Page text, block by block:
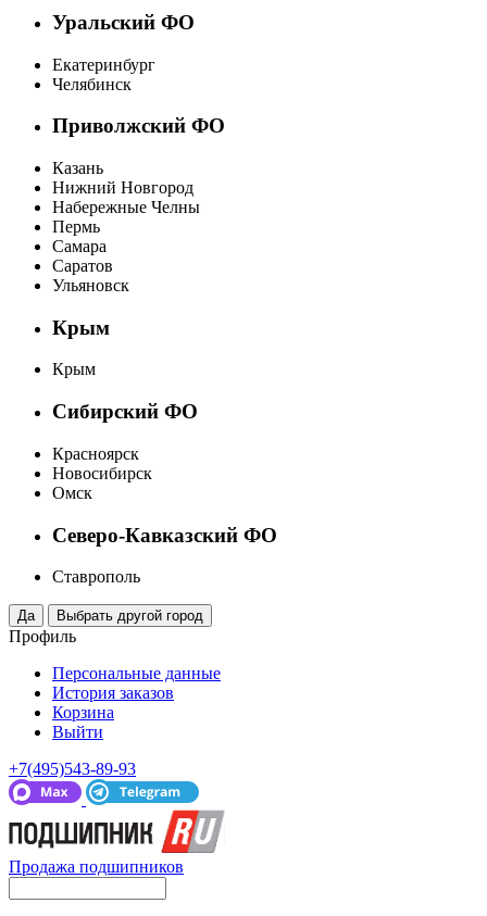
Уральский ФО
Екатеринбург
Челябинск
Приволжский ФО
Казань
Нижний Новгород
Набережные Челны
Пермь
Самара
Саратов
Ульяновск
Крым
Крым
Сибирский ФО
Красноярск
Новосибирск
Омск
Северо-Кавказский ФО
Ставрополь
Профиль
Персональные данные
История заказов
Корзина
Выйти
+7(495)543-89-93
Продажа подшипников